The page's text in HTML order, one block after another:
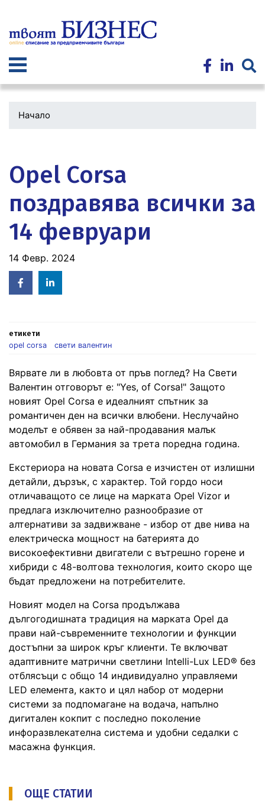
към
основното
Начало
Opel Corsa
поздравява всички за
14 февруари
14 Февр. 2024
Facebook
in
етикети
opel corsa
свети валентин
Вярвате ли в любовта от пръв поглед? На Свети
Валентин отговорът е: "Yes, of Corsa!" Защото
новият Opel Corsa е идеалният спътник за
романтичен ден на всички влюбени. Неслучайно
моделът е обявен за най-продавания малък
автомобил в Германия за трета поредна година.
Екстериора на новата Corsa е изчистен от излишни
детайли, дързък, с характер. Той гордо носи
отличаващото се лице на марката Opel Vizor и
предлага изключително разнообразие от
алтернативи за задвижване - избор от две нива на
електрическа мощност на батерията до
високоефективни двигатели с вътрешно горене и
хибриди с 48-волтова технология, които скоро ще
бъдат предложени на потребителите.
Новият модел на Corsa продължава
дългогодишната традиция на марката Opel да
прави най-съвременните технологии и функции
достъпни за широк кръг клиенти. Те включват
адаптивните матрични светлини Intelli-Lux LED® без
отблясъци с общо 14 индивидуално управляеми
LED елемента, както и цял набор от модерни
системи за подпомагане на водача, напълно
дигитален кокпит с последно поколение
инфоразвлекателна система и удобни седалки с
масажна функция.
ОЩЕ СТАТИИ